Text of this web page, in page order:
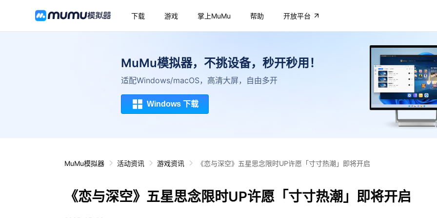
下载 游戏 掌上MuMu 帮助 开放平台
MuMu模拟器，不挑设备，秒开秒用！
适配Windows/macOS，高清大屏，自由多开
Windows 下载
MuMu模拟器 活动资讯 游戏资讯 《恋与深空》五星思念限时UP许愿「寸寸热潮」即将开启
《恋与深空》五星思念限时UP许愿「寸寸热潮」即将开启